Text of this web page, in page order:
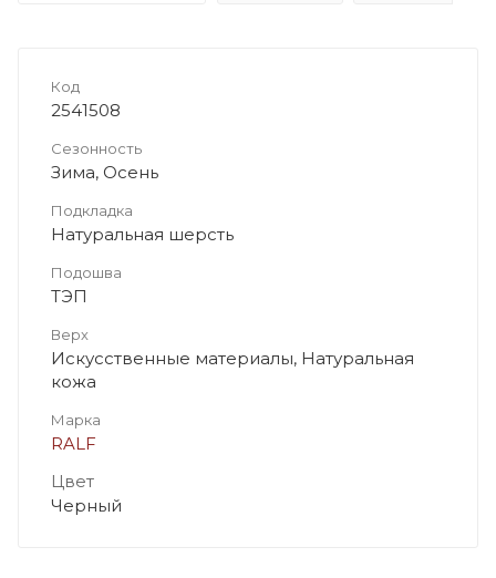
Код
2541508
Сезонность
Зима, Осень
Подкладка
Натуральная шерсть
Подошва
ТЭП
Верх
Искусственные материалы, Натуральная
кожа
Марка
RALF
Цвет
Черный